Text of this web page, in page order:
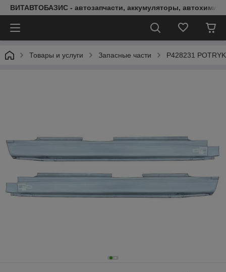
ВИТАВТОБАЗИС - автозапчасти, аккумуляторы, автохимия,
Товары и услуги Запасные части P428231